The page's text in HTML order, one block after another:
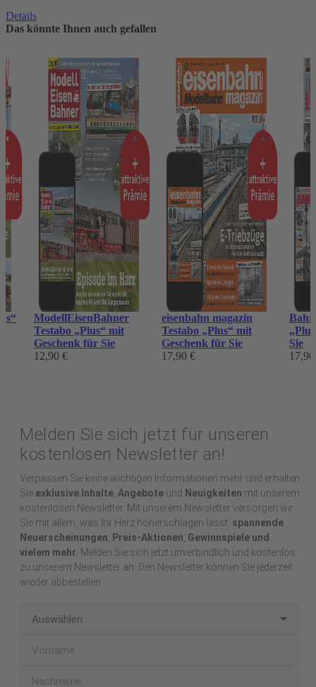
Details
Das könnte Ihnen auch gefallen
ModellEisenBahner
Testabo „Plus“ mit
Geschenk für Sie
12,90 €
eisenbahn magazin
Testabo „Plus“ mit
Geschenk für Sie
17,90 €
Sie
Melden Sie sich jetzt für unseren
kostenlosen Newsletter an!
Verpassen Sie keine wichtigen Informationen mehr und erhalten
Sie exklusive Inhalte, Angebote und Neuigkeiten mit unserem
kostenlosen Newsletter. Mit unserem Newsletter versorgen wir
Sie mit allem, was Ihr Herz höherschlagen lässt: spannende
Neuerscheinungen, Preis-Aktionen, Gewinnspiele und
vielem mehr . Melden Sie sich jetzt unverbindlich und kostenlos
zu unserem Newsletter an. Den Newsletter können Sie jederzeit
wieder abbestellen.